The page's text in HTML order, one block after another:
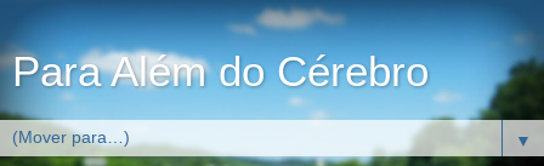
Para Além do Cérebro
▼